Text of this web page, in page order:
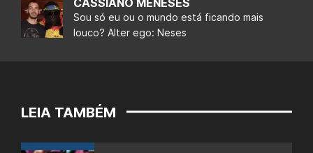
Sou só eu ou o mundo está ficando mais
louco? Alter ego: Neses
LEIA TAMBÉM